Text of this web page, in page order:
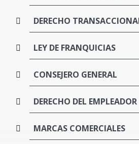
DERECHO
LEY DE FRANQUICIAS
CONSEJERO GENERAL
DERECHO DEL EMPLEADOR
MARCAS COMERCIALES